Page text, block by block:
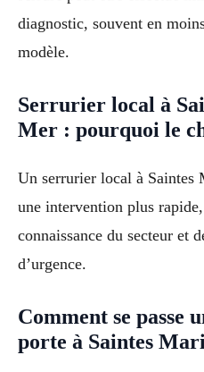
diagnostic, souvent en
modèle.
Serrurier local à
Mer : pourquoi le
Un serrurier local à Saintes
une intervention plus
connaissance du secteur et
d’urgence.
Comment se passe
porte à Saintes